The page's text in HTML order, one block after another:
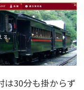
は30分も掛からず